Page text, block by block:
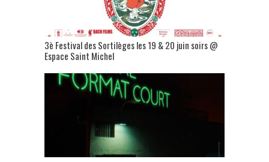
3è Festival des Sortilèges les 19 & 20 juin soirs @
Espace Saint Michel